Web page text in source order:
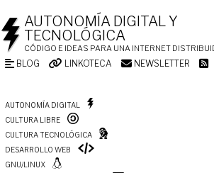
AUTONOMÍA DIGITAL Y
TECNOLÓGICA
CÓDIGO E IDEAS PARA UNA INTERNET
BLOG LINKOTECA NEWSLETTER
AUTONOMÍA DIGITAL
CULTURA LIBRE
CULTURA TECNOLÓGICA
DESARROLLO WEB
GNU/LINUX